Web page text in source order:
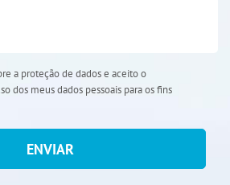
a proteção de dados e aceito o
dos meus dados pessoais para os fins
ENVIAR